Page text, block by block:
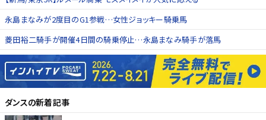
永島まなみが2度目のG1参戦…女性ジョッキー騎乗馬
菱田裕二騎手が開催4日間の騎乗停止…永島まなみ騎手が落馬
ダンスの新着記事